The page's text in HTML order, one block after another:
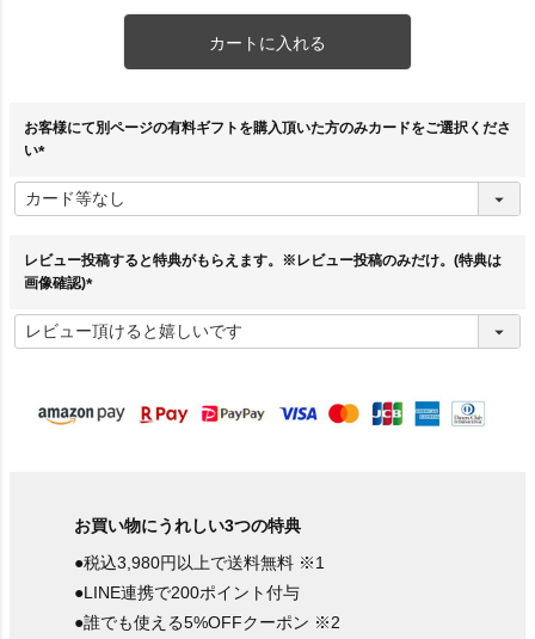
カートに入れる
お客様にて別ページの有料ギフトを購入頂いた方のみカードをご選択くださ
い
必
須
レビュー投稿すると特典がもらえます。※レビュー投稿のみだけ。(特典は
画像確認)
必
須
お買い物にうれしい3つの特典
●税込3,980円以上で送料無料 ※1
●LINE連携で200ポイント付与
●誰でも使える5%OFFクーポン ※2